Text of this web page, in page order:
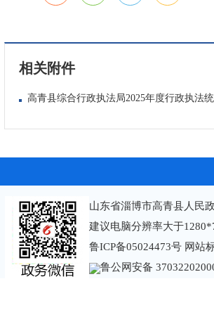
相关附件
高青县综合行政执法局2025年度行政执法
山东省淄博市高青县人民
建议电脑分辨率大于
鲁ICP备05024473号 网站
鲁公网安备